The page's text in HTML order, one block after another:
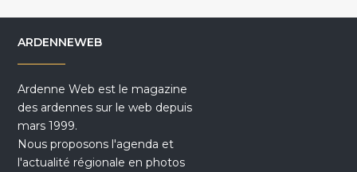
ARDENNEWEB
Ardenne Web est le magazine
des ardennes sur le web depuis
mars 1999.
Nous proposons l'agenda et
l'actualité régionale en photos